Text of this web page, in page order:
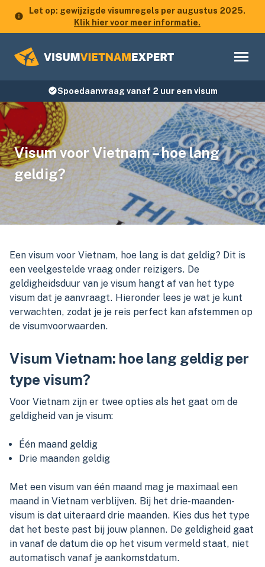
Let op: gewijzigde visumregels per augustus 2025.
Klik hier voor meer informatie.
Spoedaanvraag vanaf 2 uur een visum
Visum voor Vietnam – hoe lang
geldig?
Een visum voor Vietnam, hoe lang is dat geldig? Dit is
een veelgestelde vraag onder reizigers. De
geldigheidsduur van je visum hangt af van het type
visum dat je aanvraagt. Hieronder lees je wat je kunt
verwachten, zodat je je reis perfect kan afstemmen op
de visumvoorwaarden.
Visum Vietnam: hoe lang geldig per
type visum?
Voor Vietnam zijn er twee opties als het gaat om de
geldigheid van je visum:
Één maand geldig
Drie maanden geldig
Met een visum van één maand mag je maximaal een
maand in Vietnam verblijven. Bij het drie-maanden-
visum is dat uiteraard drie maanden. Kies dus het type
dat het beste past bij jouw plannen. De geldigheid gaat
in vanaf de datum die op het visum vermeld staat, niet
automatisch vanaf je aankomstdatum.